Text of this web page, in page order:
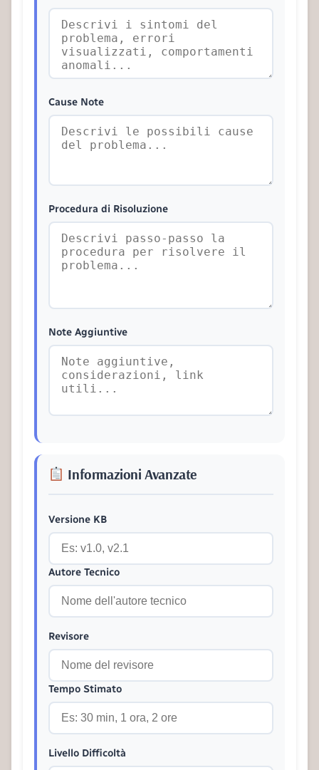
Cause Note
Procedura di Risoluzione
Note Aggiuntive
Informazioni Avanzate
Versione KB
Autore Tecnico
Revisore
Tempo Stimato
Livello Difficoltà